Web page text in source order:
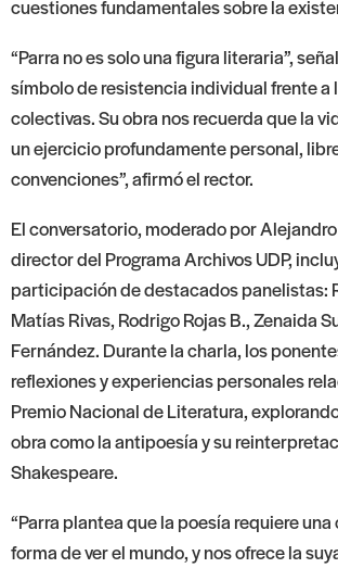
cuestiones fundamentales sobre la
“Parra no es solo una figura literaria”,
símbolo de resistencia individual frente a
colectivas. Su obra nos recuerda que la
un ejercicio profundamente personal,
convenciones”, afirmó el rector.
El conversatorio, moderado por
director del Programa Archivos UDP,
participación de destacados panelistas:
Matías Rivas, Rodrigo Rojas B., Zenaida
Fernández. Durante la charla, los
reflexiones y experiencias personales
Premio Nacional de Literatura,
obra como la antipoesía y su
Shakespeare.
“Parra plantea que la poesía requiere
forma de ver el mundo, y nos ofrece la